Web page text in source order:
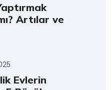
Artılar ve
Evlerin